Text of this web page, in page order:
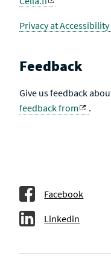
Privacy at
Feedback
Give us feedback
feedback from
.
Facebook
Linkedin